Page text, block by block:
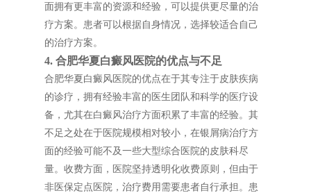
面拥有更丰富的资源和经验，可以提供更尽量的治
疗方案。患者可以根据自身情况，选择较适合自己
的治疗方案。
4. 合肥华夏白癜风医院的优点与不足
合肥华夏白癜风医院的优点在于其专注于皮肤疾病
的诊疗，拥有经验丰富的医生团队和科学的医疗设
备，尤其在白癜风治疗方面积累了丰富的经验。其
不足之处在于医院规模相对较小，在银屑病治疗方
面的经验可能不及一些大型综合医院的皮肤科尽
量。收费方面，医院坚持透明化收费原则，但由于
非医保定点医院，治疗费用需要患者自行承担。患